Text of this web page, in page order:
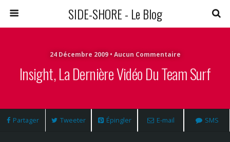
SIDE-SHORE - Le Blog
24 Décembre 2009 • Aucun Commentaire
Insight, La Dernière Vidéo Du Team Surf
Partager Tweeter Épingler E-mail SMS